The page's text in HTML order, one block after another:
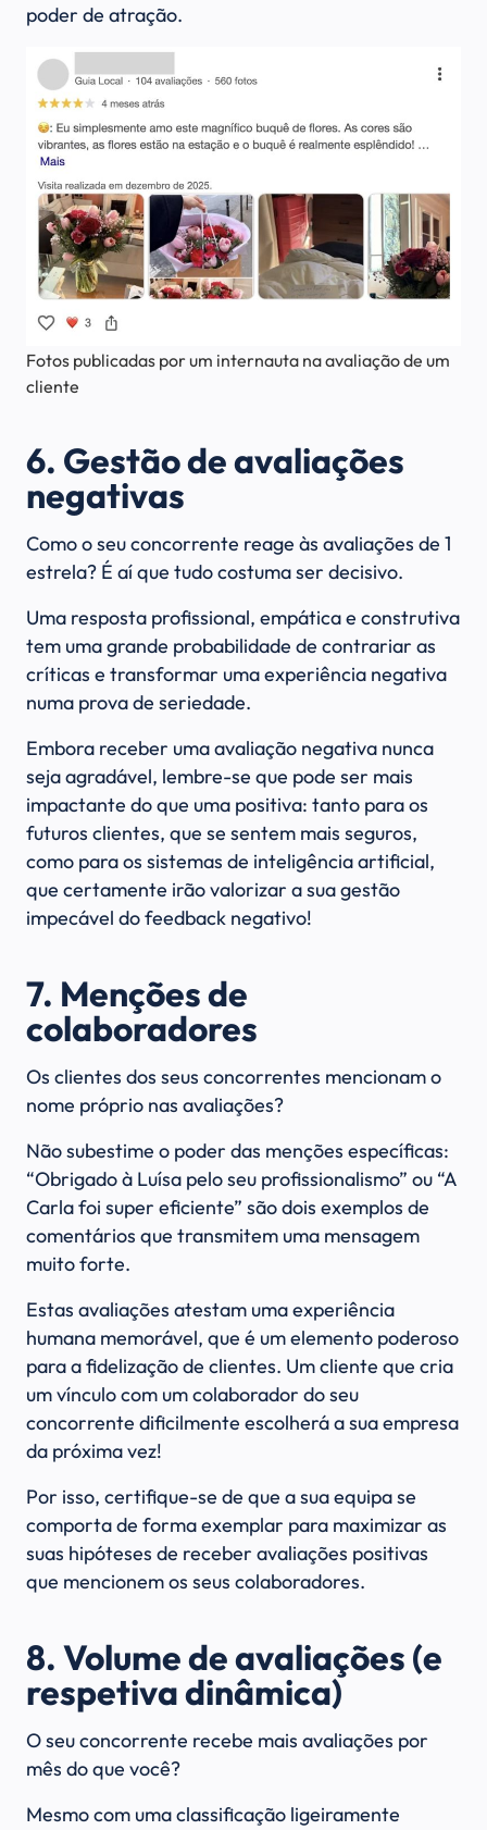
poder de atração.
Fotos publicadas por um internauta na avaliação de um
cliente
6. Gestão de avaliações
negativas
Como o seu concorrente reage às avaliações de 1
estrela? É aí que tudo costuma ser decisivo.
Uma resposta profissional, empática e construtiva
tem uma grande probabilidade de contrariar as
críticas e transformar uma experiência negativa
numa prova de seriedade.
Embora receber uma avaliação negativa nunca
seja agradável, lembre-se que pode ser mais
impactante do que uma positiva: tanto para os
futuros clientes, que se sentem mais seguros,
como para os sistemas de inteligência artificial,
que certamente irão valorizar a sua gestão
impecável do feedback negativo!
7. Menções de
colaboradores
Os clientes dos seus concorrentes mencionam o
nome próprio nas avaliações?
Não subestime o poder das menções específicas:
“Obrigado à Luísa pelo seu profissionalismo” ou “A
Carla foi super eficiente” são dois exemplos de
comentários que transmitem uma mensagem
muito forte.
Estas avaliações atestam uma experiência
humana memorável, que é um elemento poderoso
para a fidelização de clientes. Um cliente que cria
um vínculo com um colaborador do seu
concorrente dificilmente escolherá a sua empresa
da próxima vez!
Por isso, certifique-se de que a sua equipa se
comporta de forma exemplar para maximizar as
suas hipóteses de receber avaliações positivas
que mencionem os seus colaboradores.
8. Volume de avaliações (e
respetiva dinâmica)
O seu concorrente recebe mais avaliações por
mês do que você?
Mesmo com uma classificação ligeiramente